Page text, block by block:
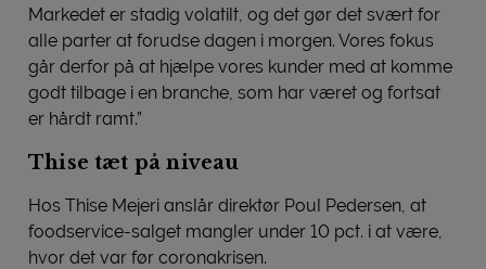
Markedet er stadig volatilt, og det gør det svært for
alle parter at forudse dagen i morgen. Vores fokus
går derfor på at hjælpe vores kunder med at komme
godt tilbage i en branche, som har været og fortsat
er hårdt ramt.”
Thise tæt på niveau
Hos Thise Mejeri anslår direktør Poul Pedersen, at
foodservice-salget mangler under 10 pct. i at være,
hvor det var før coronakrisen.